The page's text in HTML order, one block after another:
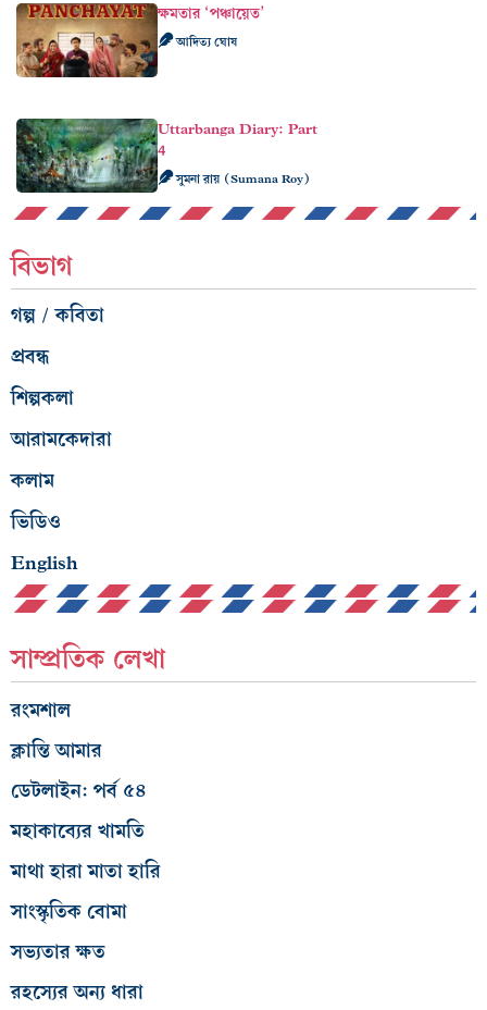
ক্ষমতার ‘পঞ্চায়েত’
আদিত্য ঘোষ
Uttarbanga Diary: Part
4
সুমনা রায় (Sumana Roy)
বিভাগ
গল্প / কবিতা
প্রবন্ধ
শিল্পকলা
আরামকেদারা
কলাম
ভিডিও
English
সাম্প্রতিক লেখা
রংমশাল
ক্লান্তি আমার
ডেটলাইন: পর্ব ৫৪
মহাকাব্যের খামতি
মাথা হারা মাতা হারি
সাংস্কৃতিক বোমা
সভ্যতার ক্ষত
রহস্যের অন্য ধারা